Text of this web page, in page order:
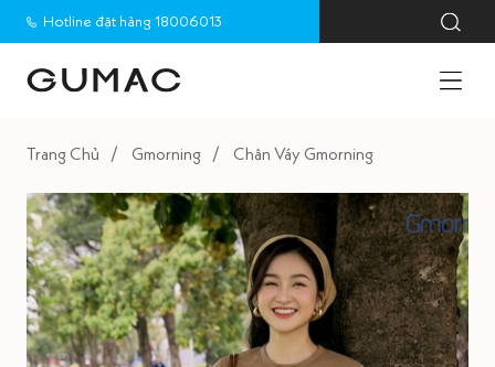
Hotline đặt hàng 18006013
Trang Chủ Gmorning Chân Váy Gmorning